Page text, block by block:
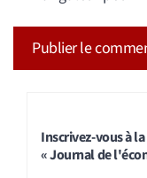
Inscrivez-vous à
« Journal de